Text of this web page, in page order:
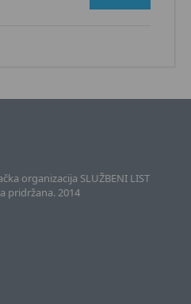
organizacija SLUŽBENI LIST
pridržana. 2014